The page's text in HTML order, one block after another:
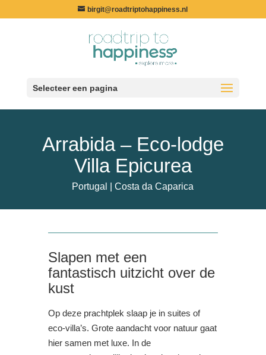
birgit@roadtriptohappiness.nl
Selecteer een pagina
Arrabida – Eco-lodge
Villa Epicurea
Portugal | Costa da Caparica
Slapen met een
fantastisch uitzicht over de
kust
Op deze prachtplek slaap je in suites of
eco-villa’s. Grote aandacht voor natuur gaat
hier samen met luxe. In de